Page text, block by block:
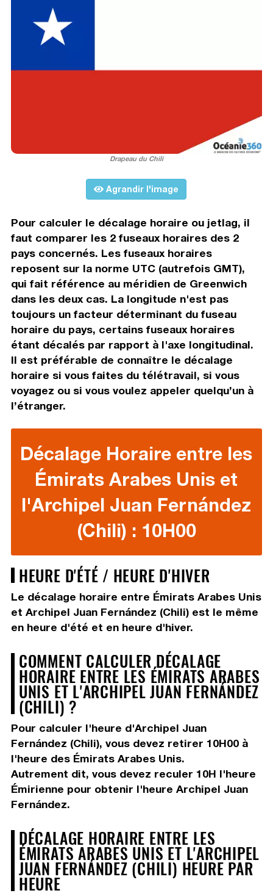
Drapeau du Chili
Agrandir l'image
Pour calculer le décalage horaire ou jetlag, il
faut comparer les 2 fuseaux horaires des 2
pays concernés. Les fuseaux horaires
reposent sur la norme UTC (autrefois GMT),
qui fait référence au méridien de Greenwich
dans les deux cas. La longitude n'est pas
toujours un facteur déterminant du fuseau
horaire du pays, certains fuseaux horaires
étant décalés par rapport à l'axe longitudinal.
Il est préférable de connaître le décalage
horaire si vous faites du télétravail, si vous
voyagez ou si vous voulez appeler quelqu’un à
l’étranger.
Décalage Horaire entre les
Émirats Arabes Unis et
l'Archipel Juan Fernández
(Chili) : 10H00
HEURE D'ÉTÉ / HEURE D'HIVER
Le décalage horaire entre Émirats Arabes Unis
et Archipel Juan Fernández (Chili) est le même
en heure d'été et en heure d'hiver.
COMMENT CALCULER DÉCALAGE
HORAIRE ENTRE LES ÉMIRATS ARABES
UNIS ET L'ARCHIPEL JUAN FERNÁNDEZ
(CHILI) ?
Pour calculer l'heure d'Archipel Juan
Fernández (Chili), vous devez retirer 10H00à
l'heure des Émirats Arabes Unis.
Autrement dit, vous devez reculer 10H l'heure
Émirienne pour obtenir l'heure Archipel Juan
Fernández.
DÉCALAGE HORAIRE ENTRE LES
ÉMIRATS ARABES UNIS ET L'ARCHIPEL
JUAN FERNÁNDEZ (CHILI) HEURE PAR
HEURE